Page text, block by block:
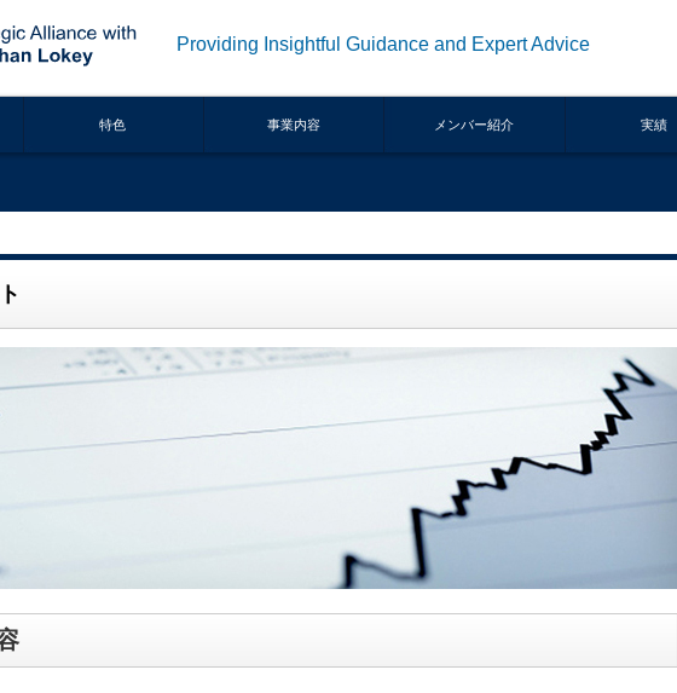
Providing Insightful Guidance and Expert Advice
特色 事業内容 メンバー紹介 実績